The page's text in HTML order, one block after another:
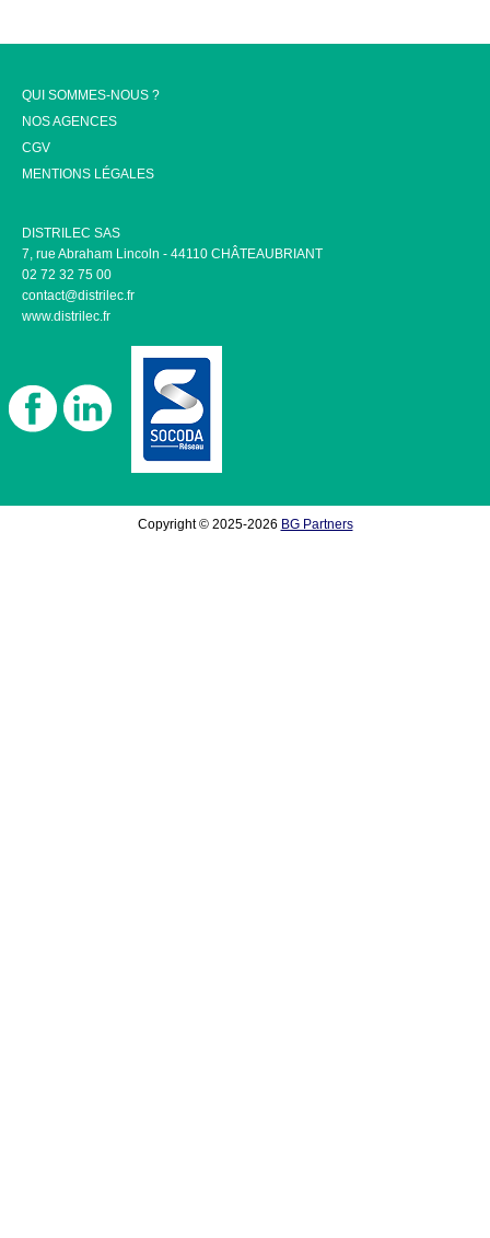
QUI SOMMES-NOUS ?
NOS AGENCES
CGV
MENTIONS LÉGALES
DISTRILEC SAS
7, rue Abraham Lincoln - 44110 CHÂTEAUBRIANT
02 72 32 75 00
contact@distrilec.fr
www.distrilec.fr
Copyright © 2025-2026 BG Partners